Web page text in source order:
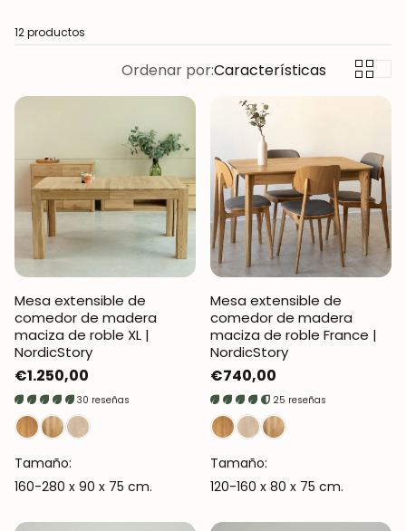
Armarios
Percheros
12 productos
Ordenar por:Características
Mesa extensible de
comedor de madera
maciza de roble XL |
NordicStory
Precio
regular
€1.250,00
30 reseñas
Tamaño:
160-280 x 90 x 75 cm.
Mesa extensible de
comedor de madera
maciza de roble France |
NordicStory
Precio
regular
€740,00
25 reseñas
Tamaño:
120-160 x 80 x 75 cm.